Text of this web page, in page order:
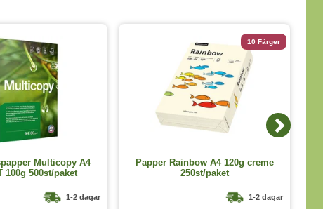
Multicopy A4
100g 500st/paket
1-2 dagar
10 Färger
Papper Rainbow A4 120g creme
250st/paket
1-2 dagar